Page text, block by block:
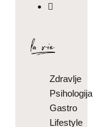
Zdravlje
Psihologija
Gastro
Lifestyle